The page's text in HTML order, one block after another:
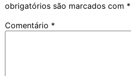
obrigatórios são marcados com *
Comentário *